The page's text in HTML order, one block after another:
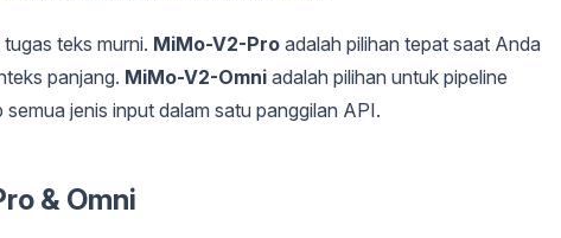
teks murni. MiMo-V2-Pro adalah pilihan tepat saat Anda
panjang. MiMo-V2-Omni adalah pilihan untuk pipeline
semua jenis input dalam satu panggilan API.
& Omni